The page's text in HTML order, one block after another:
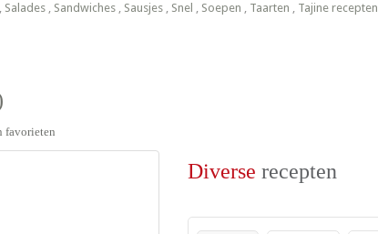
, Salades , Sandwiches , Sausjes , Snel , Soepen , Taarten , Tajine recepten
favorieten
Diverse recepten